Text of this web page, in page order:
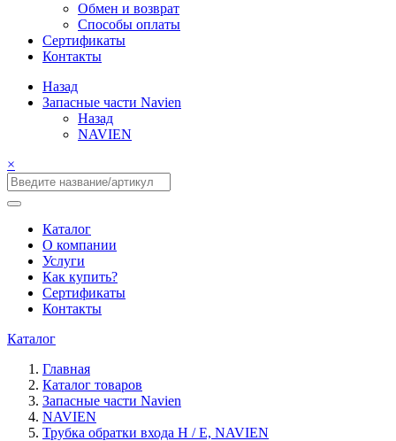
Обмен и возврат
Способы оплаты
Сертификаты
Контакты
Назад
Запасные части Navien
Назад
NAVIEN
×
Каталог
О компании
Услуги
Как купить?
Сертификаты
Контакты
Каталог
Главная
Каталог товаров
Запасные части Navien
NAVIEN
Трубка обратки входа H / E, NAVIEN